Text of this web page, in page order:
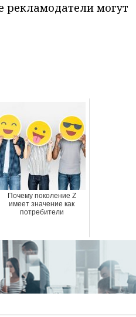
рекламодатели могут
Почему поколение Z
имеет значение как
потребители